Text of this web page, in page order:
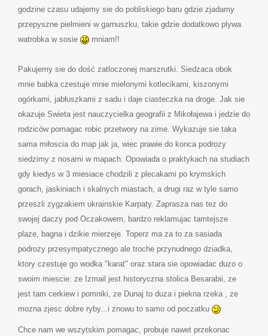
godzine czasu udajemy sie do pobliskiego baru gdzie zjadamy
przepyszne pielmieni w garnuszku, takie gdzie dodatkowo plywa
watrobka w sosie
mniam!!
Pakujemy sie do dość zatloczonej marszrutki. Siedzaca obok
mnie babka czestuje mnie mielonymi kotlecikami, kiszonymi
ogórkami, jabłuszkami z sadu i daje ciasteczka na droge. Jak sie
okazuje Swieta jest nauczycielka geografii z Mikołajewa i jedzie do
rodziców pomagac robic przetwory na zime. Wykazuje sie taka
sama miłoscia do map jak ja, wiec prawie do konca podrozy
siedzimy z nosami w mapach. Opowiada o praktykach na studiach
gdy kiedys w 3 miesiace chodzili z plecakami po krymskich
gorach, jaskiniach i skalnych miastach, a drugi raz w tyle samo
przeszli zygzakiem ukrainskie Karpaty. Zaprasza nas tez do
swojej daczy pod Oczakowem, bardzo reklamujac tamtejsze
plaze, bagna i dzikie mierzeje. Toperz ma za to za sasiada
podrozy przesympatycznego ale troche przynudnego dziadka,
ktory czestuje go wodka "karat" oraz stara sie opowiadac duzo o
swoim miescie: ze Izmail jest historyczna stolica Besarabii, ze
jest tam cerkiew i pomniki, ze Dunaj to duza i piekna rzeka , ze
mozna zjesc dobre ryby...i znowu to samo od poczatku
Chce nam we wszytskim pomagac, probuje nawet przekonac